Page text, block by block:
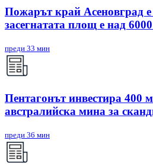
Пожарът край Асеновград е
засегнатата площ е над
преди 33 мин
Пентагонът инвестира 400
австралийска мина за
преди 36 мин